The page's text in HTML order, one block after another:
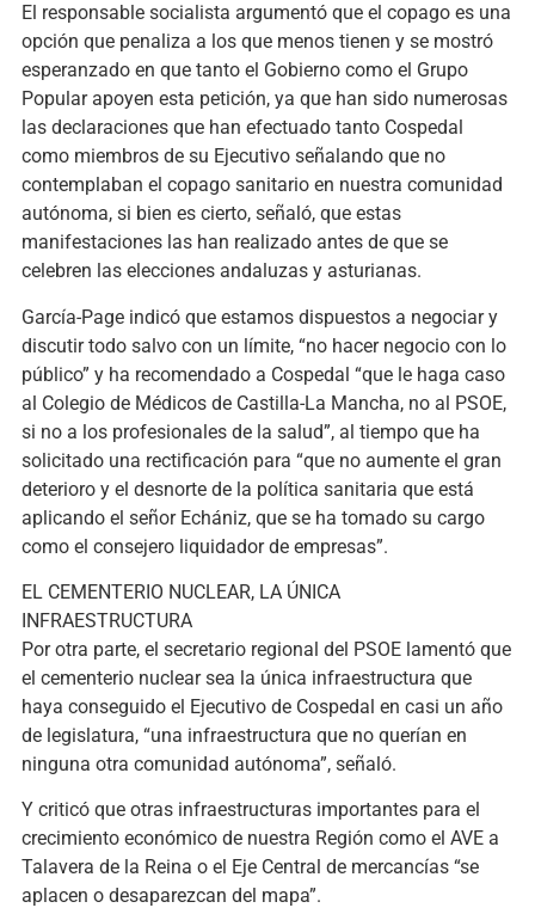
El responsable socialista argumentó que el copago es una
opción que penaliza a los que menos tienen y se mostró
esperanzado en que tanto el Gobierno como el Grupo
Popular apoyen esta petición, ya que han sido numerosas
las declaraciones que han efectuado tanto Cospedal
como miembros de su Ejecutivo señalando que no
contemplaban el copago sanitario en nuestra comunidad
autónoma, si bien es cierto, señaló, que estas
manifestaciones las han realizado antes de que se
celebren las elecciones andaluzas y asturianas.
García-Page indicó que estamos dispuestos a negociar y
discutir todo salvo con un límite, “no hacer negocio con lo
público” y ha recomendado a Cospedal “que le haga caso
al Colegio de Médicos de Castilla-La Mancha, no al PSOE,
si no a los profesionales de la salud”, al tiempo que ha
solicitado una rectificación para “que no aumente el gran
deterioro y el desnorte de la política sanitaria que está
aplicando el señor Echániz, que se ha tomado su cargo
como el consejero liquidador de empresas”.
EL CEMENTERIO NUCLEAR, LA ÚNICA
INFRAESTRUCTURA
Por otra parte, el secretario regional del PSOE lamentó que
el cementerio nuclear sea la única infraestructura que
haya conseguido el Ejecutivo de Cospedal en casi un año
de legislatura, “una infraestructura que no querían en
ninguna otra comunidad autónoma”, señaló.
Y criticó que otras infraestructuras importantes para el
crecimiento económico de nuestra Región como el AVE a
Talavera de la Reina o el Eje Central de mercancías “se
aplacen o desaparezcan del mapa”.